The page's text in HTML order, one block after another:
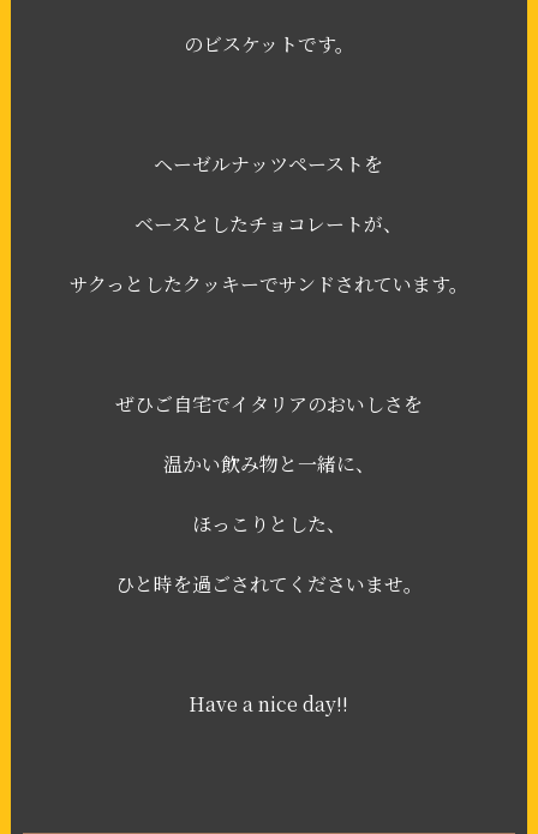
のビスケットです。
ヘーゼルナッツペーストを
ベースとしたチョコレートが、
サクっとしたクッキーでサンドされています。
ぜひご自宅でイタリアのおいしさを
温かい飲み物と一緒に、
ほっこりとした、
ひと時を過ごされてくださいませ。
Have a nice day!!